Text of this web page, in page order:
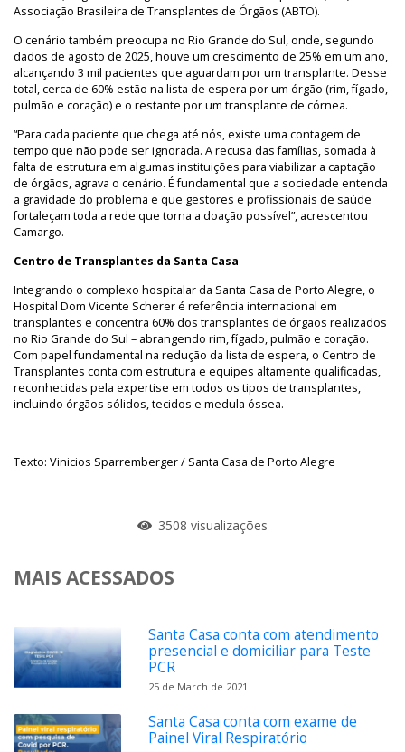
Associação Brasileira de Transplantes de Órgãos (ABTO).
O cenário também preocupa no Rio Grande do Sul, onde, segundo
dados de agosto de 2025, houve um crescimento de 25% em um ano,
alcançando 3 mil pacientes que aguardam por um transplante. Desse
total, cerca de 60% estão na lista de espera por um órgão (rim, fígado,
pulmão e coração) e o restante por um transplante de córnea.
“Para cada paciente que chega até nós, existe uma contagem de
tempo que não pode ser ignorada. A recusa das famílias, somada à
falta de estrutura em algumas instituições para viabilizar a captação
de órgãos, agrava o cenário. É fundamental que a sociedade entenda
a gravidade do problema e que gestores e profissionais de saúde
fortaleçam toda a rede que torna a doação possível”, acrescentou
Camargo.
Centro de Transplantes da Santa Casa
Integrando o complexo hospitalar da Santa Casa de Porto Alegre, o
Hospital Dom Vicente Scherer é referência internacional em
transplantes e concentra 60% dos transplantes de órgãos realizados
no Rio Grande do Sul – abrangendo rim, fígado, pulmão e coração.
Com papel fundamental na redução da lista de espera, o Centro de
Transplantes conta com estrutura e equipes altamente qualificadas,
reconhecidas pela expertise em todos os tipos de transplantes,
incluindo órgãos sólidos, tecidos e medula óssea.
Texto: Vinicios Sparremberger / Santa Casa de Porto Alegre
3508 visualizações
MAIS ACESSADOS
Santa Casa conta com atendimento
presencial e domiciliar para Teste
PCR
25 de March de 2021
Santa Casa conta com exame de
Painel Viral Respiratório